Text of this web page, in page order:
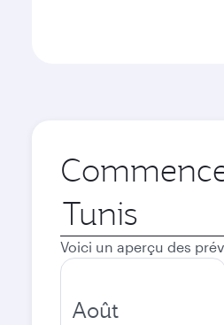
Ville
de
départ
Voici un aperçu des
Août